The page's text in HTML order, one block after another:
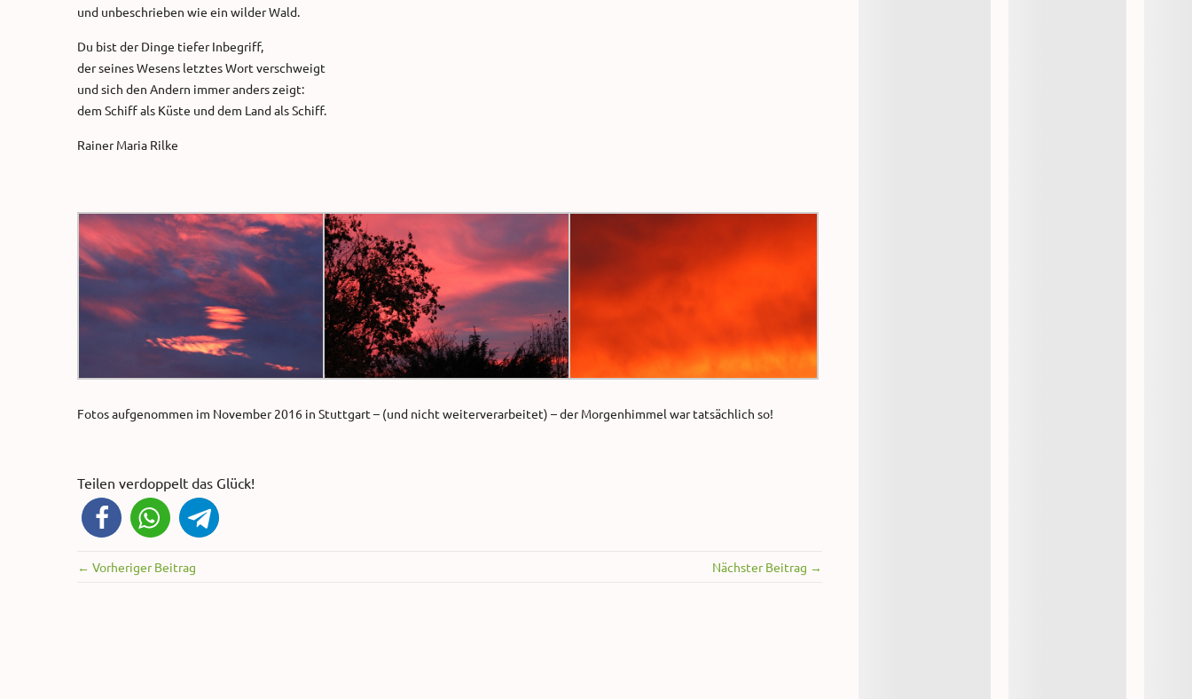
und unbeschrieben wie ein wilder Wald.
Du bist der Dinge tiefer Inbegriff,
der seines Wesens letztes Wort verschweigt
und sich den Andern immer anders zeigt:
dem Schiff als Küste und dem Land als Schiff.
Rainer Maria Rilke
Fotos aufgenommen im November 2016 in Stuttgart – (und nicht weiterverarbeitet) – der Morgenhimmel war tatsächlich so!
Teilen verdoppelt das Glück!
← Vorheriger Beitrag Nächster Beitrag →